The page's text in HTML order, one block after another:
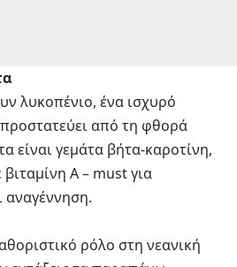
λυκοπένιο, ένα ισχυρό
από τη φθορά
είναι γεμάτα βήτα-καροτίνη,
Α – must για
ρόλο στη νεανική